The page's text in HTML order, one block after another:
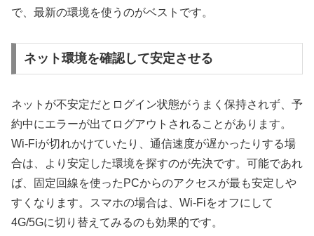
で、最新の環境を使うのがベストです。
ネット環境を確認して安定させる
ネットが不安定だとログイン状態がうまく保持されず、予
約中にエラーが出てログアウトされることがあります。
Wi-Fiが切れかけていたり、通信速度が遅かったりする場
合は、より安定した環境を探すのが先決です。可能であれ
ば、固定回線を使ったPCからのアクセスが最も安定しや
すくなります。スマホの場合は、Wi-Fiをオフにして
4G/5Gに切り替えてみるのも効果的です。